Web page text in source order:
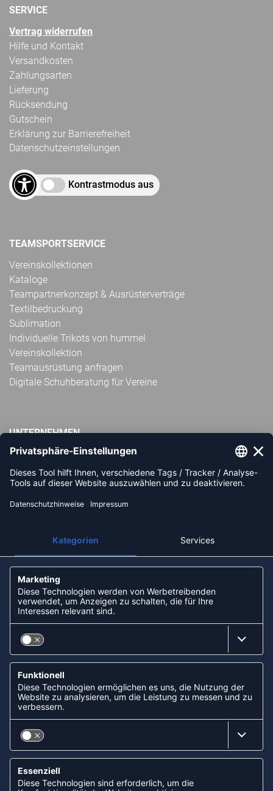
SERVICE
Vertrag widerrufen
Hilfe und Kontakt
Versandkosten
Zahlungsarten
Lieferung
Rücksendung
Gutschein
Erklärung zur Barrierefreiheit
Datenschutzeinstellungen
Kontrastmodus aus
TEAMSPORTSERVICE
Vereinskollektionen
Kataloge
Teampartnerkonzept & Ausrüsterverträge
Textilbedruckung
Sublimation
Individuelle Trikots von hummel
Vereinskollektion
Teamausrüstung anfragen
Digitale Schuhberatung für Vereine
UNTERNEHMEN
Impressum
AGB
Widerrufsbelehrung
Partner: Handball-Camp
Nachhaltigkeit und Soziales
ZAHLUNGSARTEN
Apple Pay
Lastschrift (ELV) via Sofort
Kreditkarte
Rechnungskauf via Klarna
Vorkasse
ABONNIERE JETZT DEN KOSTENLOSEN
HANDBALLDIREKT-NEWSLETTER UND VERPASSE KEINE
NEUIGKEIT ODER AKTION MEHR.